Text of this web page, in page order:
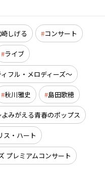
しげる コンサート
ライブ
フル・メロディーズ～
秋川雅史 島田歌穂
みがえる青春のポップス
ス・ハート
プレミアムコンサート